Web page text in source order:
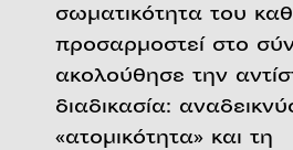
σωματικότητα του
προσαρμοστεί στο
ακολούθησε την
διαδικασία:
«ατομικότητα» και τη